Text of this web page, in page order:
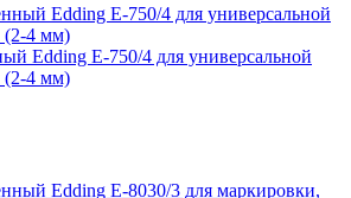
Edding E-750/4 для универсальной
(2-4 мм)